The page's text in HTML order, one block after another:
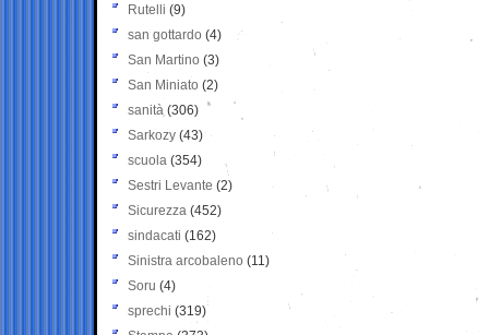
Rutelli (9)
san gottardo (4)
San Martino (3)
San Miniato (2)
sanità (306)
Sarkozy (43)
scuola (354)
Sestri Levante (2)
Sicurezza (452)
sindacati (162)
Sinistra arcobaleno (11)
Soru (4)
sprechi (319)